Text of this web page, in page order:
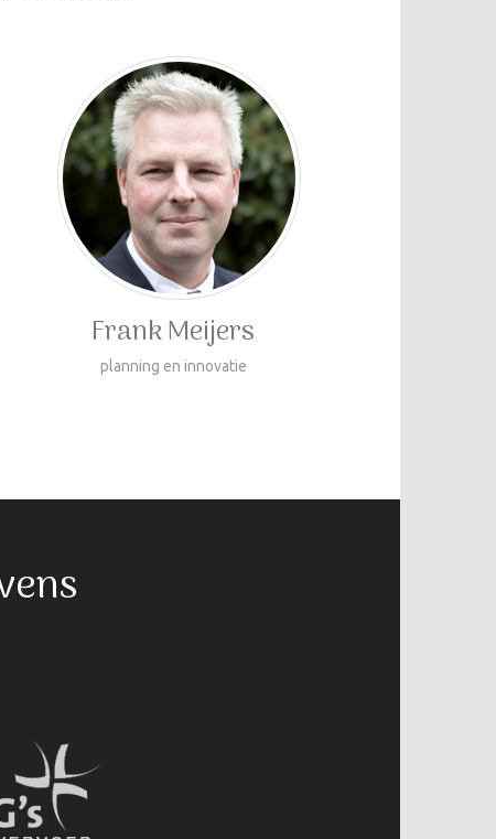
Frank Meijers
planning en innovatie